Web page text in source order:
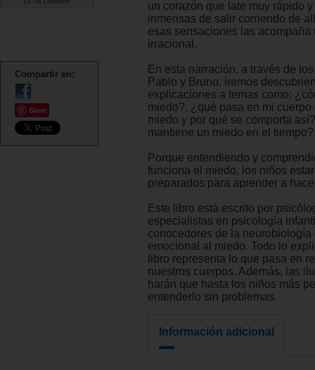
Compartir en:
Save
un corazón que late muy rápido
inmensas de salir corriendo de
esas sensaciones las acompaña
irracional.
En esta narración, a través de
Pablo y Bruno, iremos
explicaciones a temas como:
miedo?, ¿qué pasa en mi
miedo y por qué se comporta
mantiene un miedo en el tiempo?
Porque entendiendo y
funciona el miedo, los niños
preparados para aprender a
Este libro está escrito por
especialistas en psicología
conocedores de la neurobiología
emocional al miedo. Todo lo
libro representa lo que pasa en
nuestros cuerpos. Además, las
harán que hasta los niños más
entenderlo sin problemas.
Información adicional